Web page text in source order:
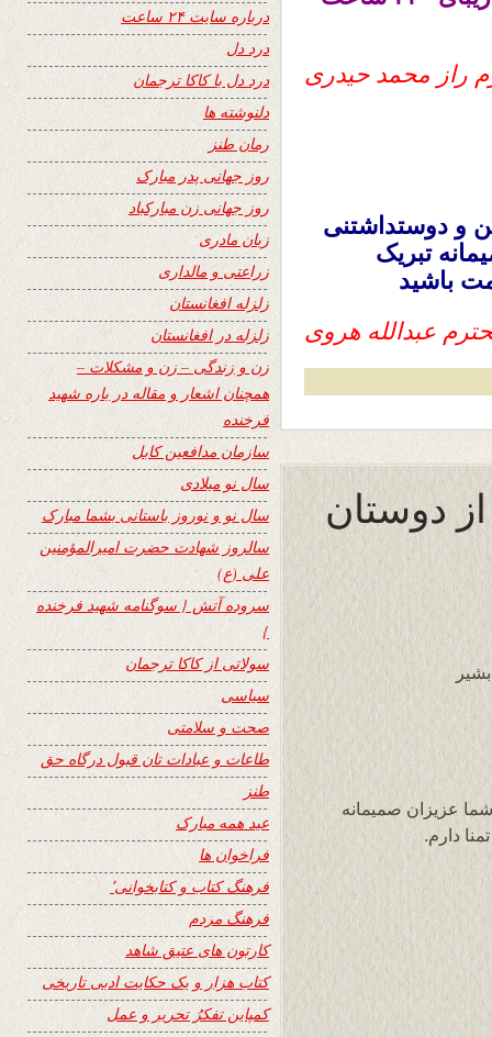
راز محمد حیدری
و دوستداشتنی
تبریک
باشید
عبدالله هروی
از دوستان
عزیزان صمیمانه
دارم.
درباره سایت ۲۴ ساعت
درد دل
درد دل با کاکا ترجمان
دلنوشته ها
رمان طنز
روز جهانی پدر مبارک
روز جهانی زن مبارکباد
زبان مادری
زراعتی و مالداری
زلزله افغانستان
زلزله در افغانستان
زن و زندگی – زن و مشکلات –
همچنان اشعار و مقاله در باره شهید
فرخنده
سازمان مدافعین کابل
سال نو میلادی
سال نو و نوروز باستانی بشما مبارک
سالروز شهادت حضرت امیرالمؤمنین
علی (ع)
سروده آتش { سوگنامه شهید فرخنده
}
سولاتی از کاکا ترجمان
سیاسی
صحت و سلامتی
طاعات و عبادات تان قبول درگاه حق
طنز
عید همه مبارک
فراخوان ها
فرهنگ کتاب و کتابخوانی٬
فرهنگ مردم
کارتون های عتیق شاهد
کتاب هزار و یک حکایت ادبی تاریخی
کمپاین تفکرُ تحریر و عمل